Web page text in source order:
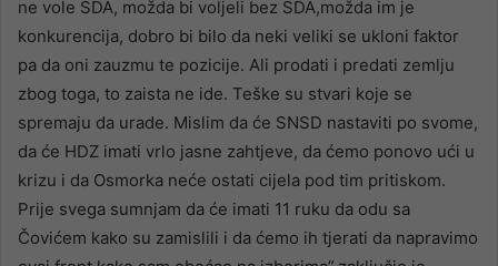
ne vole SDA, možda bi voljeli bez SDA,možda im je
konkurencija, dobro bi bilo da neki veliki se ukloni faktor
pa da oni zauzmu te pozicije. Ali prodati i predati zemlju
zbog toga, to zaista ne ide. Teške su stvari koje se
spremaju da urade. Mislim da će SNSD nastaviti po svome,
da će HDZ imati vrlo jasne zahtjeve, da ćemo ponovo ući u
krizu i da Osmorka neće ostati cijela pod tim pritiskom.
Prije svega sumnjam da će imati 11 ruku da odu sa
Čovićem kako su zamislili i da ćemo ih tjerati da napravimo